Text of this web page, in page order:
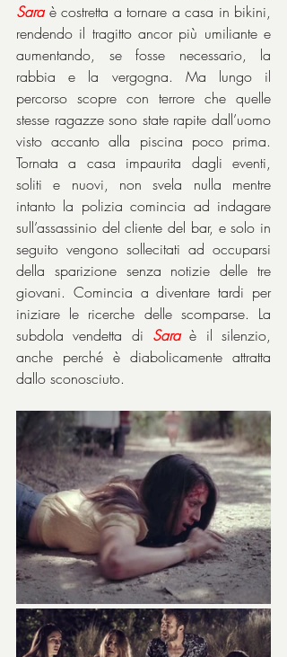
Sara è costretta a tornare a casa in bikini,
rendendo il tragitto ancor più umiliante e
aumentando, se fosse necessario, la
rabbia e la vergogna. Ma lungo il
percorso scopre con terrore che quelle
stesse ragazze sono state rapite dall’uomo
visto accanto alla piscina poco prima.
Tornata a casa impaurita dagli eventi,
soliti e nuovi, non svela nulla mentre
intanto la polizia comincia ad indagare
sull’assassinio del cliente del bar, e solo in
seguito vengono sollecitati ad occuparsi
della sparizione senza notizie delle tre
giovani. Comincia a diventare tardi per
iniziare le ricerche delle scomparse. La
subdola vendetta di Sara è il silenzio,
anche perché è diabolicamente attratta
dallo sconosciuto.